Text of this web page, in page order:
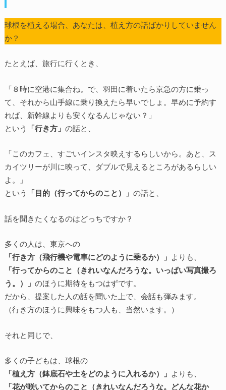
球根を植える場合、あなたは、植え方の話ばかりしていません
か？
たとえば、旅行に行くとき、
「８時に空港に集合ね。で、羽田に着いたら京急の方に乗っ
て、それから山手線に乗り換えたら早いでしょ。早めに予約す
れば、新幹線よりも安くなるんじゃない？」
という
「行き方」 の話と、
「このカフェ、すごいインスタ映えするらしいから。あと、ス
カイツリーが川に映って、ダブルで見えるところがあるらしい
よ。」
という
「目的（行ってからのこと）」 の話と、
話を聞きたくなるのはどっちですか？
多くの人は、東京への
「行き方（飛行機や電車にどのように乗るか）」 よりも、
「行ってからのこと（きれいなんだろうな。いっぱい写真撮ろ
う。）」 のほうに期待をもつはずです。
だから、提案した人の話を聞いた上で、会話も弾みます。
（行き方のほうに興味をもつ人も、当然います。）
それと同じで、
多くの子どもは、球根の
「植え方（鉢底石や土をどのように入れるか）」 よりも、
「花が咲いてからのこと（きれいなんだろうな。どんな花か